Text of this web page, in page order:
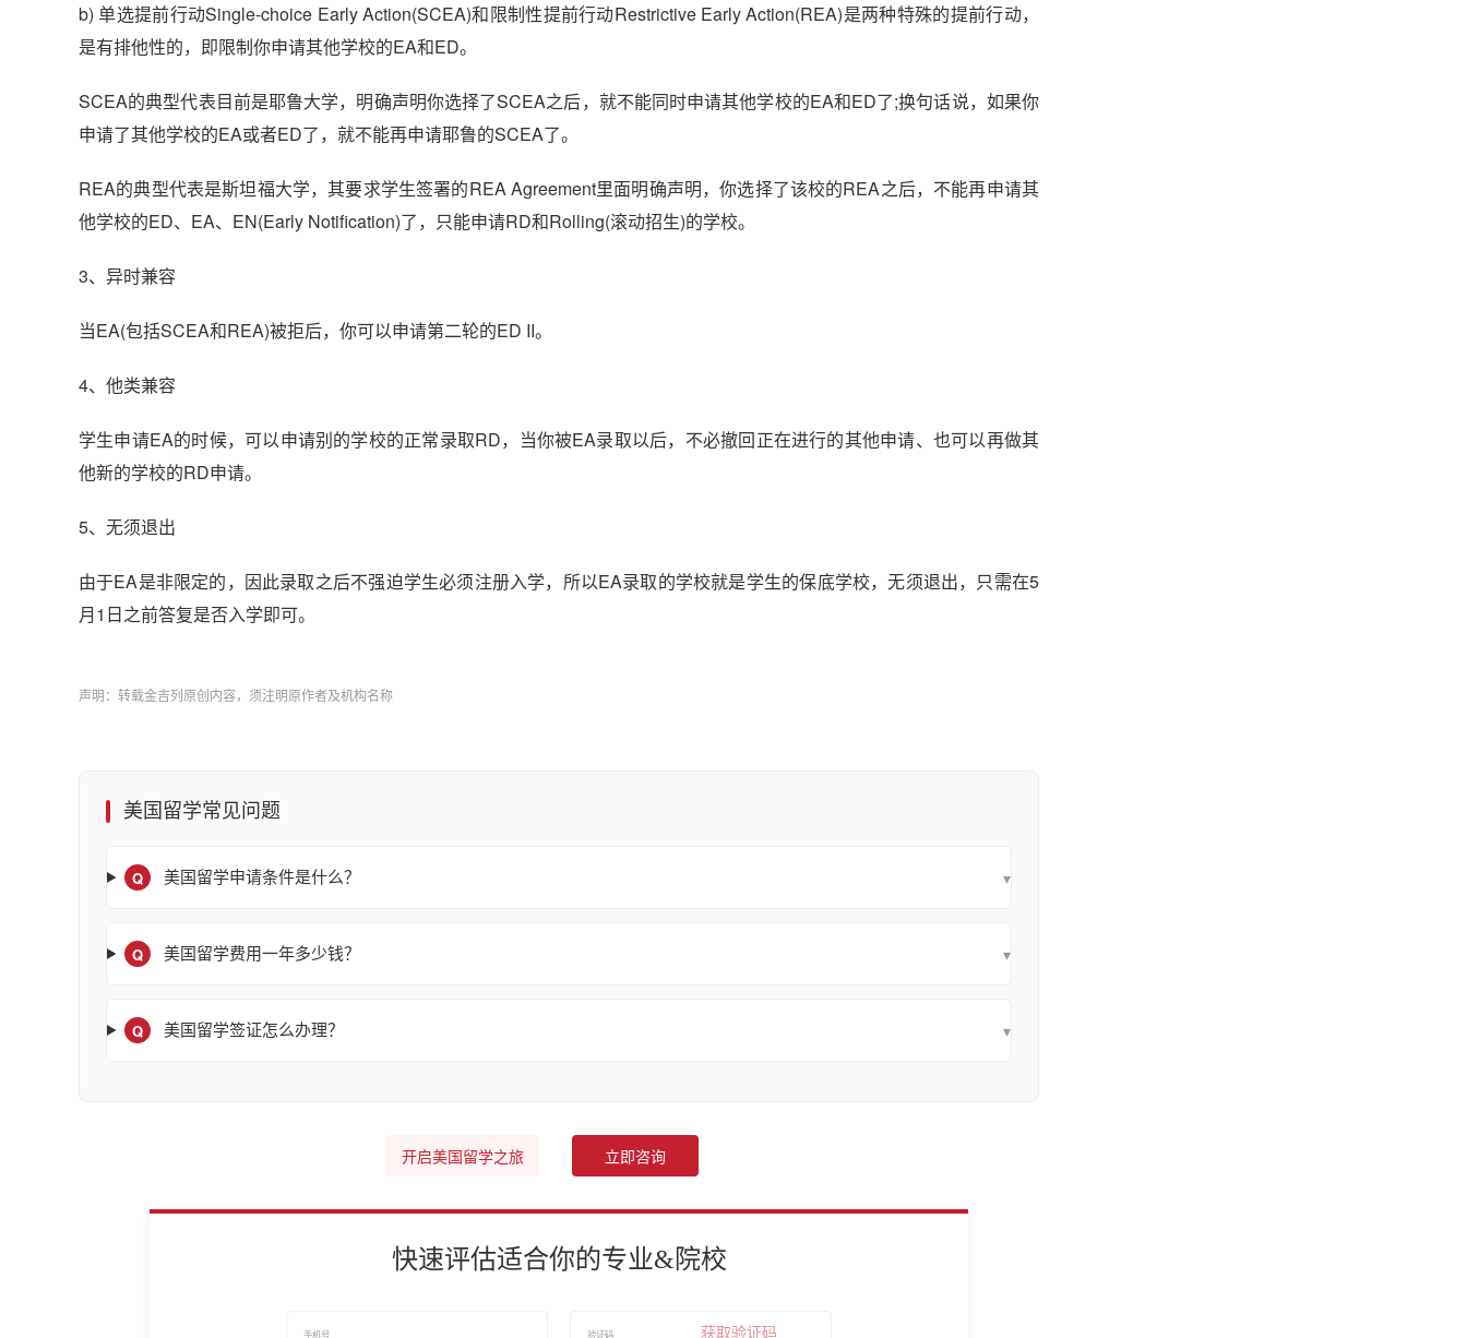
b) 单选提前行动Single-choice Early Action(SCEA)和限制性提前行动Restrictive Early Action(REA)是两种特殊的提前行动，
是有排他性的，即限制你申请其他学校的EA和ED。
SCEA的典型代表目前是耶鲁大学，明确声明你选择了SCEA之后，就不能同时申请其他学校的EA和ED了;换句话说，如果你
申请了其他学校的EA或者ED了，就不能再申请耶鲁的SCEA了。
REA的典型代表是斯坦福大学，其要求学生签署的REA Agreement里面明确声明，你选择了该校的REA之后，不能再申请其
他学校的ED、EA、EN(Early Notification)了，只能申请RD和Rolling(滚动招生)的学校。
3、异时兼容
当EA(包括SCEA和REA)被拒后，你可以申请第二轮的ED II。
4、他类兼容
学生申请EA的时候，可以申请别的学校的正常录取RD，当你被EA录取以后，不必撤回正在进行的其他申请、也可以再做其
他新的学校的RD申请。
5、无须退出
由于EA是非限定的，因此录取之后不强迫学生必须注册入学，所以EA录取的学校就是学生的保底学校，无须退出，只需在5
月1日之前答复是否入学即可。
声明：转载金吉列原创内容，须注明原作者及机构名称
美国留学常见问题
Q 美国留学申请条件是什么？ ▾
Q 美国留学费用一年多少钱？ ▾
Q 美国留学签证怎么办理？ ▾
开启美国留学之旅 立即咨询
快速评估适合你的专业&院校
获取验证码